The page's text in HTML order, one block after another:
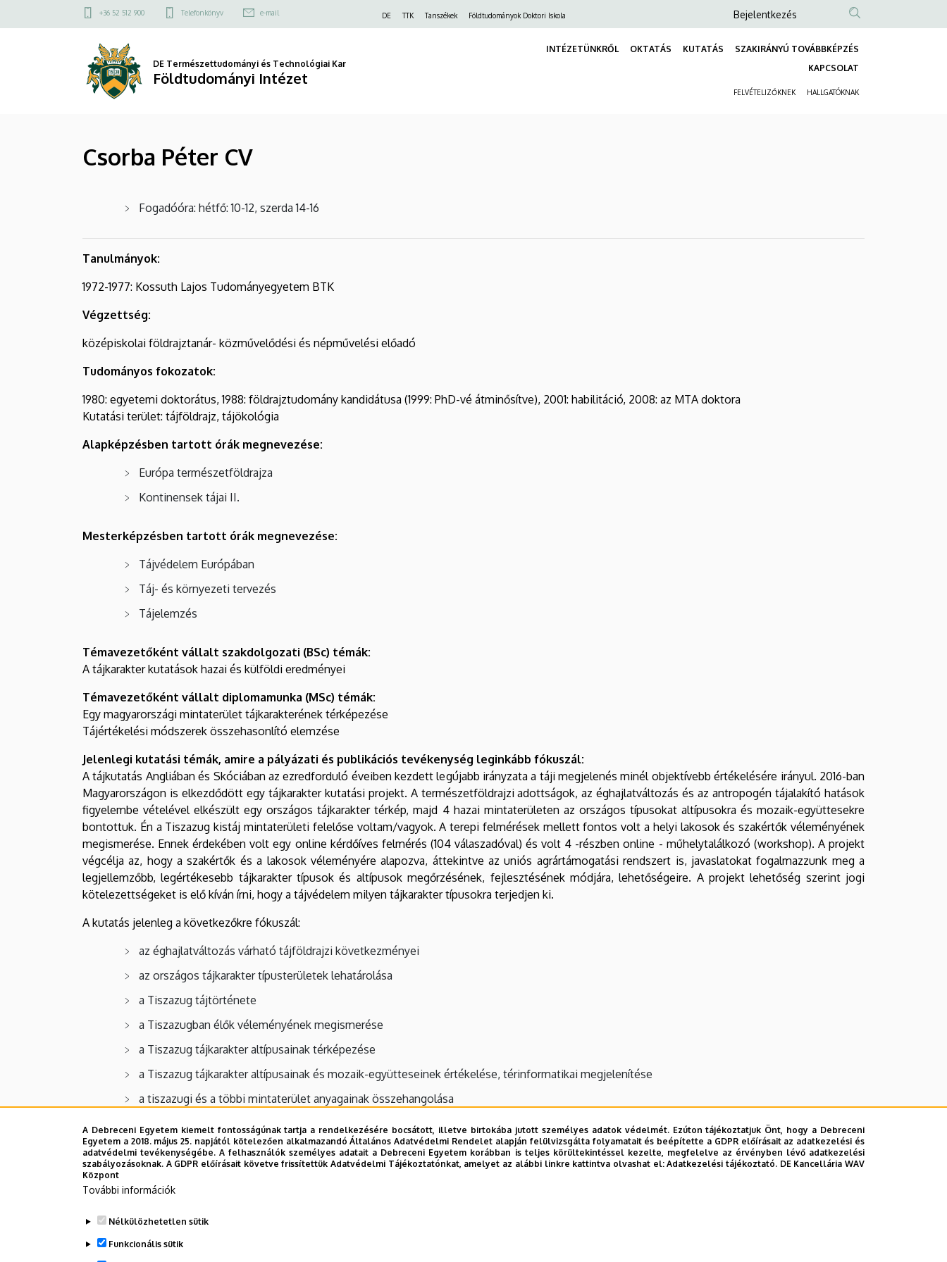
a
Felső
menü
+36 52 512 900 Telefonkönyv e-mail
FelsőDE TTK Tanszékek Földtudományok Doktori Iskola
Anonim
fiók
Bejelentkezés
DE Természettudományi és Technológiai Kar
Földtudományi Intézet
INTÉZETÜNKRŐL OKTATÁS KUTATÁS
SZAKIRÁNYÚ TOVÁBBKÉPZÉS
KAPCSOLAT
FELVÉTELIZŐKNEK HALLGATÓKNAK
Csorba Péter CV
Fogadóóra: hétfő: 10-12, szerda 14-16
Tanulmányok:
1972-1977: Kossuth Lajos Tudományegyetem BTK
Végzettség:
középiskolai földrajztanár- közművelődési és népművelési előadó
Tudományos fokozatok:
1980: egyetemi doktorátus, 1988: földrajztudomány kandidátusa (1999: PhD-vé átminősítve), 2001: habilitáció, 2008: az MTA doktora
Kutatási terület: tájföldrajz, tájökológia
Alapképzésben tartott órák megnevezése:
Európa természetföldrajza
Kontinensek tájai II.
Mesterképzésben tartott órák megnevezése:
Tájvédelem Európában
Táj- és környezeti tervezés
Tájelemzés
Témavezetőként vállalt szakdolgozati (BSc) témák:
A tájkarakter kutatások hazai és külföldi eredményei
Témavezetőként vállalt diplomamunka (MSc) témák:
Egy magyarországi mintaterület tájkarakterének térképezése
Tájértékelési módszerek összehasonlító elemzése
Jelenlegi kutatási témák, amire a pályázati és publikációs tevékenység leginkább fókuszál:
A tájkutatás Angliában és Skóciában az ezredforduló éveiben kezdett legújabb irányzata a táji megjelenés minél objektívebb értékelésére irányul. 2016-ban
Magyarországon is elkezdődött egy tájkarakter kutatási projekt. A természetföldrajzi adottságok, az éghajlatváltozás és az antropogén tájalakító hatások
figyelembe vételével elkészült egy országos tájkarakter térkép, majd 4 hazai mintaterületen az országos típusokat altípusokra és mozaik-együttesekre
bontottuk. Én a Tiszazug kistáj mintaterületi felelőse voltam/vagyok. A terepi felmérések mellett fontos volt a helyi lakosok és szakértők véleményének
megismerése. Ennek érdekében volt egy online kérdőíves felmérés (104 válaszadóval) és volt 4 -részben online - műhelytalálkozó (workshop). A projekt
végcélja az, hogy a szakértők és a lakosok véleményére alapozva, áttekintve az uniós agrártámogatási rendszert is, javaslatokat fogalmazzunk meg a
legjellemzőbb, legértékesebb tájkarakter típusok és altípusok megőrzésének, fejlesztésének módjára, lehetőségeire. A projekt lehetőség szerint jogi
kötelezettségeket is elő kíván írni, hogy a tájvédelem milyen tájkarakter típusokra terjedjen ki.
A kutatás jelenleg a következőkre fókuszál:
az éghajlatváltozás várható tájföldrajzi következményei
az országos tájkarakter típusterületek lehatárolása
a Tiszazug tájtörténete
a Tiszazugban élők véleményének megismerése
a Tiszazug tájkarakter altípusainak térképezése
a Tiszazug tájkarakter altípusainak és mozaik-együtteseinek értékelése, térinformatikai megjelenítése
a tiszazugi és a többi mintaterület anyagainak összehangolása
az országos típusok és típusterületek fotódokumentációjának összeállítása.
Tudományos és közéleti tagságok: MTA X. Osztály Természetföldrajzi Tudományos Bizottság elnöke, DAB Földtudományi Szakbizottság elnöke
Kitüntetések, ösztöndíjak:
1994:Szlovákia, 1995:Dánia, 1995:Franciaország, 1997:Szlovákia, 1998:Dánia, 1998:Olaszország, 1999:Spanyolország, 2000:Nagy–Britannia, 2001:Belgium-
Hollandia-Luxemburg, 2001:Svédország-Észtország, 2002:Ausztria-Svájc, 2003:Szlovénia-Horvátország, 2003:Ausztria-Olaszország, 2004:Norvégia,
2005:Portugália, 2005:Ausztria-Olaszország, 2006:Svájc-Olaszország, 2010:Belgium, 2010:Németország, 2011:Németország, 2011:Portugália, 2012:Ausztria,
A Debreceni Egyetem kiemelt fontosságúnak tartja a rendelkezésére bocsátott, illetve birtokába jutott személyes adatok védelmét. Ezúton tájékoztatjuk Önt, hogy a Debreceni
Egyetem a 2018. május 25. napjától kötelezően alkalmazandó Általános Adatvédelmi Rendelet alapján felülvizsgálta folyamatait és beépítette a GDPR előírásait az adatkezelési és
adatvédelmi tevékenységébe. A felhasználók személyes adatait a Debreceni Egyetem korábban is teljes körültekintéssel kezelte, megfelelve az érvényben lévő adatkezelési
szabályozásoknak. A GDPR előírásait követve frissítettük Adatvédelmi Tájékoztatónkat, amelyet az alábbi linkre kattintva olvashat el:Adatkezelési tájékoztató. DE Kancellária WAV
Központ
További információk
Nélkülözhetetlen sütik
Funkcionális sütik